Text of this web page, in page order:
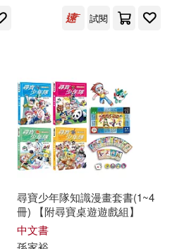
試閱
尋寶少年隊知識漫畫套書(1~4
冊) 【附尋寶桌遊遊戲組】
中文書